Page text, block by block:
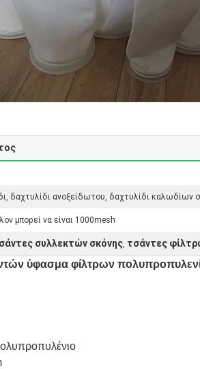
δαχτυλίδι ανοξείδωτου, δαχτυλίδι καλωδίων
μπορεί να είναι 1000mesh
συλλεκτών σκόνης, τσάντες
ύφασμα φίλτρων